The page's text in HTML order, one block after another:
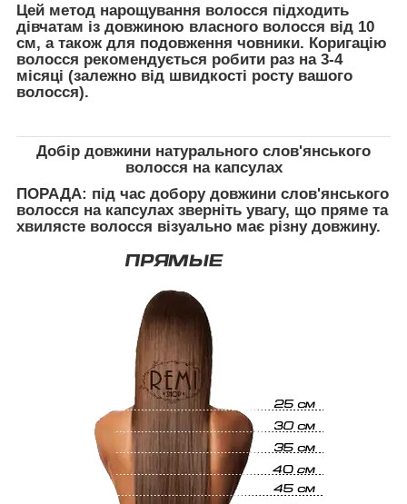
Цей метод нарощування волосся підходить
дівчатам із довжиною власного волосся від 10
см, а також для подовження човники. Коригацію
волосся рекомендується робити раз на 3-4
місяці (залежно від швидкості росту вашого
волосся).
Добір довжини натурального слов'янського
волосся на капсулах
ПОРАДА: під час добору довжини слов'янського
волосся на капсулах зверніть увагу, що пряме та
хвилясте волосся візуально має різну довжину.